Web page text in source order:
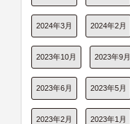
2024年3月 2024年2月
2023年10月 2023年9月
2023年6月 2023年5月
2023年2月 2023年1月